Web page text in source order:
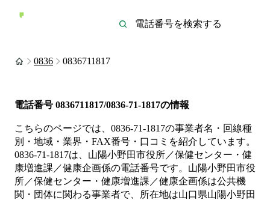
0836 0836711817
電話番号 0836711817/0836-71-1817の情報
こちらのページでは、 0836-71-1817の事業者名・回線種
別・地域・業界・FAX番号・口コミを紹介しています。
0836-71-1817は、 山陽小野田市役所／保健センター・健
康増進課／健康企画係の電話番号です。 山陽小野田市役
所／保健センター・健康増進課／健康企画係は公共機
関・団体に関わる事業者で、所在地は山口県山陽小野田